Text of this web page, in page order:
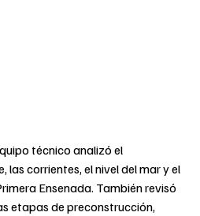
técnico analizó el
corrientes, el nivel del mar y el
Ensenada. También revisó
etapas de preconstrucción,